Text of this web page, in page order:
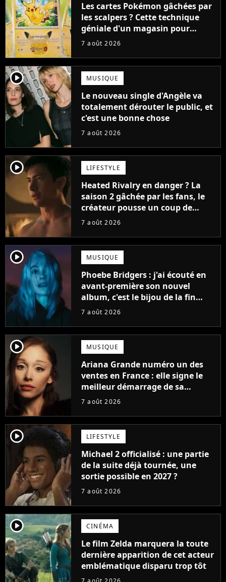
Les cartes Pokémon gâchées par
les scalpers ? Cette technique
géniale d'un magasin pour
ruiner les revendeurs
7 août 2026
player2 MUSIQUE
Le nouveau single d'Angèle va
totalement dérouter le public, et
c'est une bonne chose
7 août 2026
player2 LIFESTYLE
Heated Rivalry en danger ? La
saison 2 gâchée par les fans, le
créateur pousse un coup de
gueule
7 août 2026
player2 MUSIQUE
Phoebe Bridgers : j'ai écouté en
avant-première son nouvel
album, c'est le bijou de la fin
d'été
7 août 2026
player2 MUSIQUE
Ariana Grande numéro un des
ventes en France : elle signe le
meilleur démarrage de sa
carrière avec son album Petal
7 août 2026
player2 LIFESTYLE
Michael 2 officialisé : une partie
de la suite déjà tournée, une
sortie possible en 2027 ?
7 août 2026
player2 CINÉMA
Le film Zelda marquera la toute
dernière apparition de cet acteur
emblématique disparu trop tôt